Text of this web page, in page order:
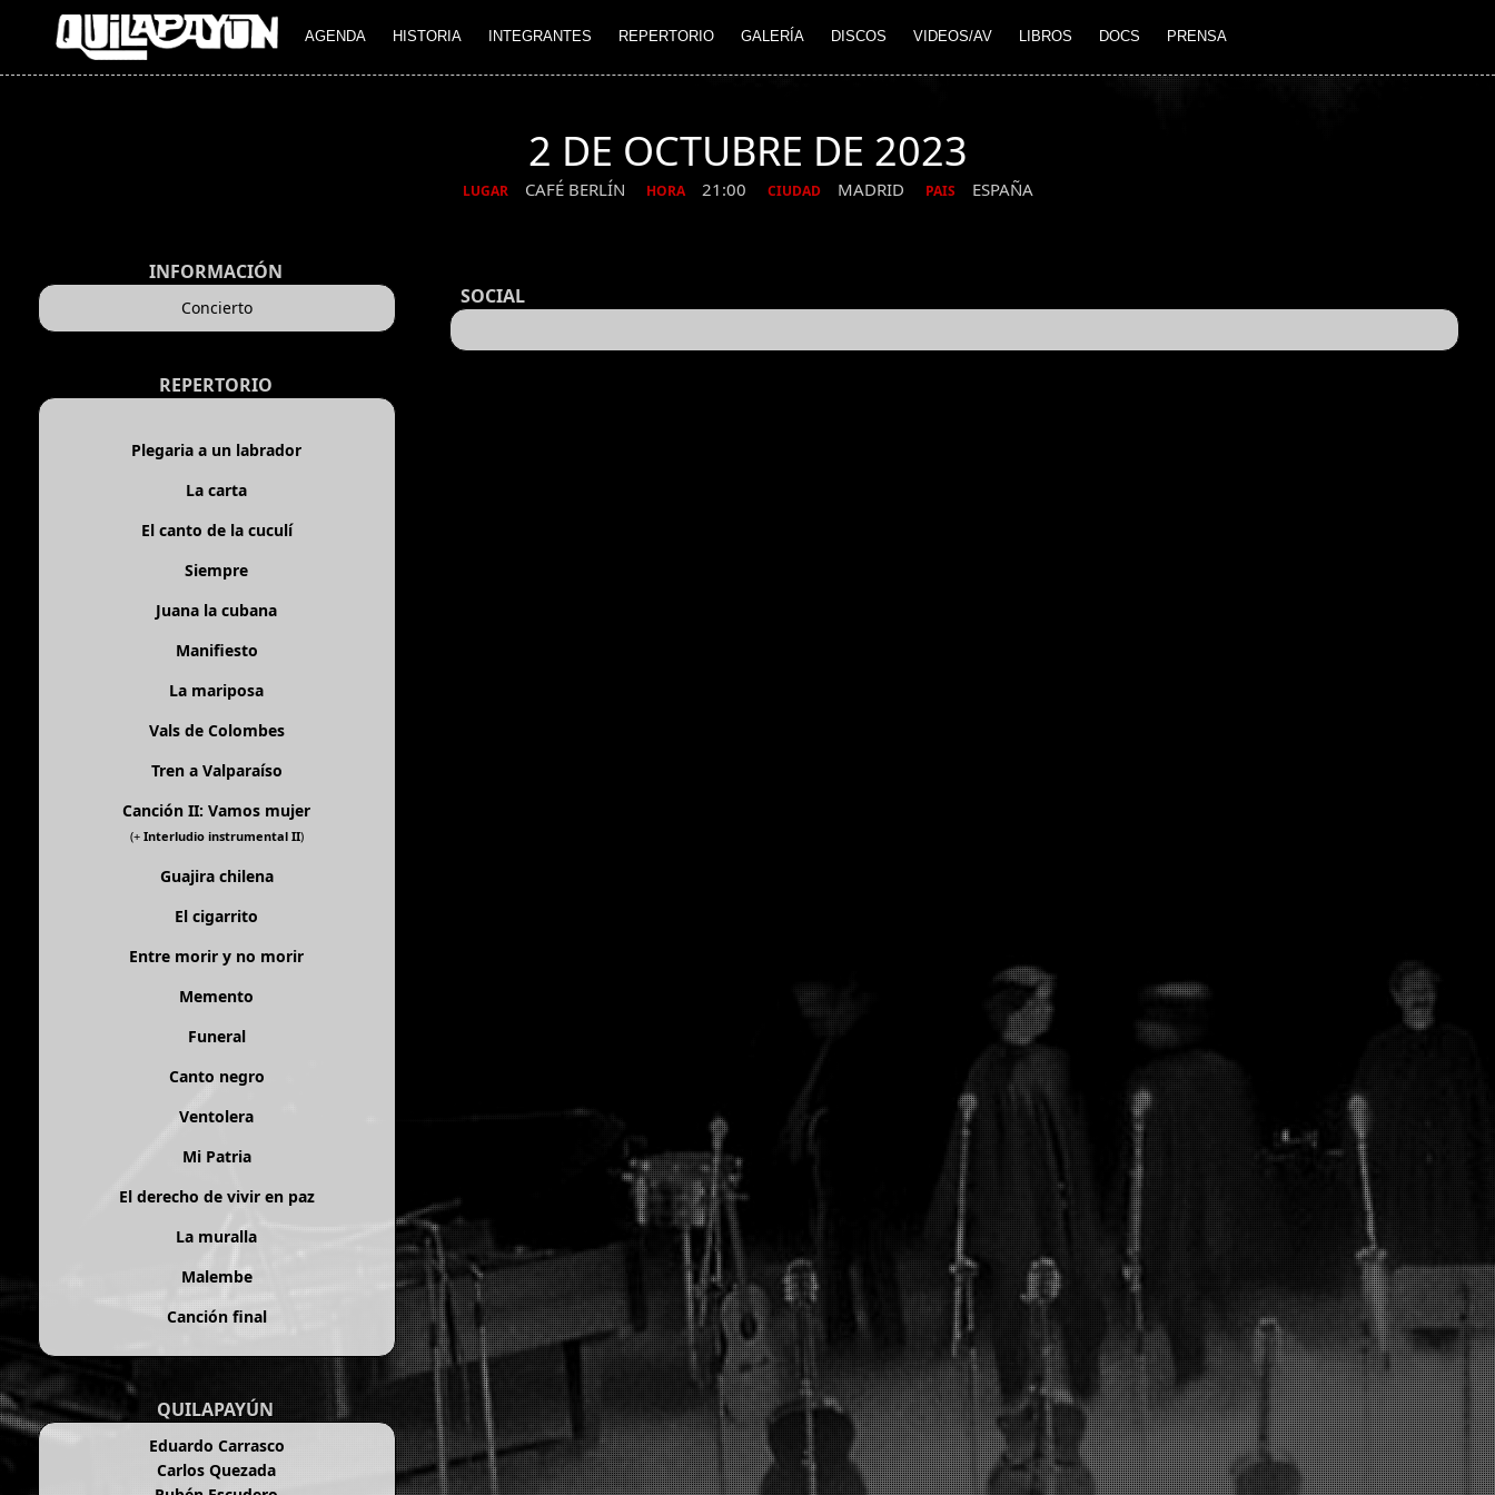
AGENDA HISTORIA INTEGRANTES REPERTORIO GALERÍA DISCOS VIDEOS/AV LIBROS DOCS PRENSA
2 DE OCTUBRE DE 2023
LUGAR CAFÉ BERLÍN HORA 21:00 CIUDAD MADRID PAIS ESPAÑA
INFORMACIÓN
Concierto
REPERTORIO
Plegaria a un labrador
La carta
El canto de la cuculí
Siempre
Juana la cubana
Manifiesto
La mariposa
Vals de Colombes
Tren a Valparaíso
Canción II: Vamos mujer
(+ Interludio instrumental II)
Guajira chilena
El cigarrito
Entre morir y no morir
Memento
Funeral
Canto negro
Ventolera
Mi Patria
El derecho de vivir en paz
La muralla
Malembe
Canción final
QUILAPAYÚN
Eduardo Carrasco
Carlos Quezada
SOCIAL